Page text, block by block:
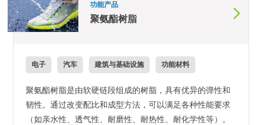
功能产品
聚氨酯树脂
电子 汽车 建筑与基础设施 功能材料
聚氨酯树脂是由软硬链段组成的树脂，具有优异的弹性和
韧性。通过改变配比和成型方法，可以满足各种性能要求
（如亲水性、透气性、耐磨性、耐热性、耐化学性等）。